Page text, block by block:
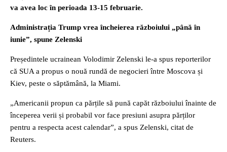
va avea loc în perioada 13-15 februarie.
Administrația Trump vrea încheierea războiului „până în
iunie”, spune Zelenski
Președintele ucrainean Volodimir Zelenski le-a spus reporterilor
că SUA a propus o nouă rundă de negocieri între Moscova și
Kiev, peste o săptămână, la Miami.
„Americanii propun ca părțile să pună capăt războiului înainte de
începerea verii și probabil vor face presiuni asupra părților
pentru a respecta acest calendar”, a spus Zelenski, citat de
Reuters.